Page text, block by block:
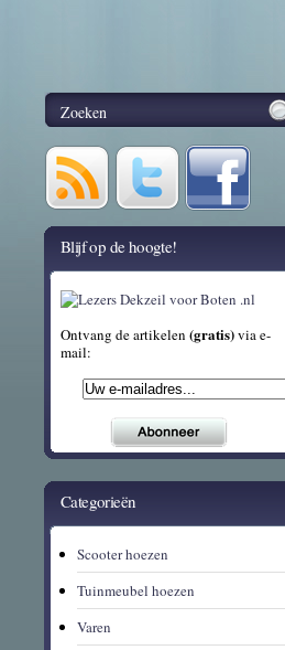
Blijf op de hoogte!
Ontvang de artikelen (gratis)via e-
mail:
Categorieën
Scooter hoezen
Tuinmeubel hoezen
Varen